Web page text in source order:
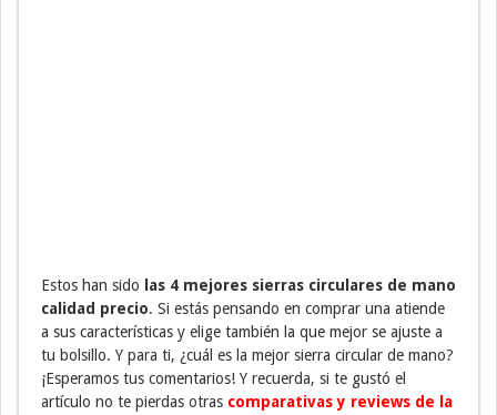
Estos han sido las 4 mejores sierras circulares de mano
calidad precio. Si estás pensando en comprar una atiende
a sus características y elige también la que mejor se ajuste a
tu bolsillo. Y para ti, ¿cuál es la mejor sierra circular de mano?
¡Esperamos tus comentarios! Y recuerda, si te gustó el
artículo no te pierdas otras comparativas y reviews de la